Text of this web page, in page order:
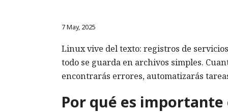
7 May, 2025
Linux vive del texto: registros de
todo se guarda en archivos simples.
encontrarás errores, automatizarás
Por qué es